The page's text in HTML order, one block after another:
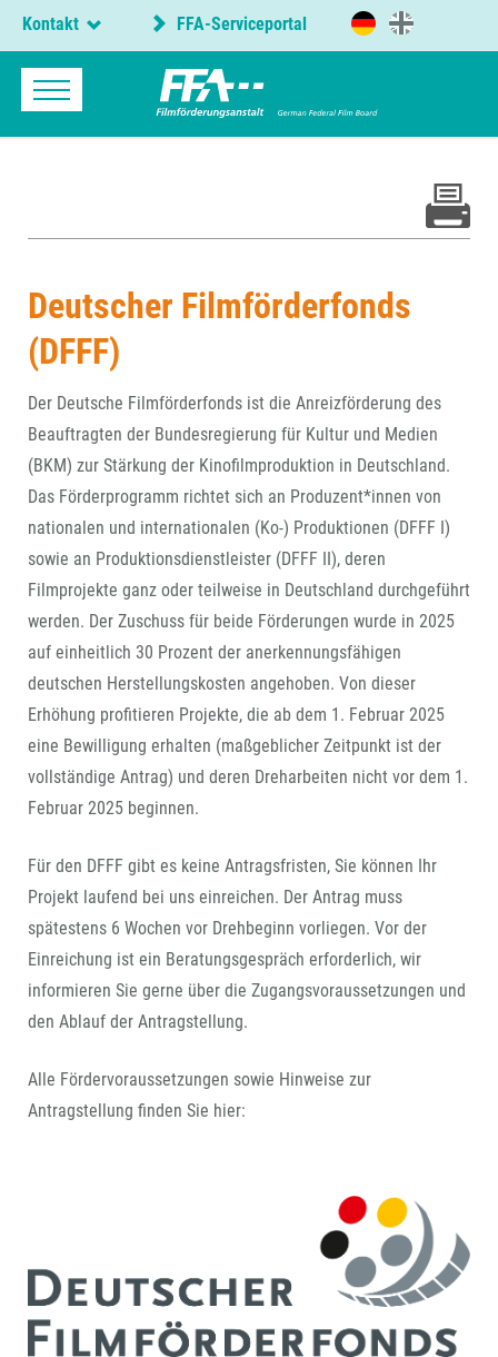
Kontakt FFA-Serviceportal
Deutscher Filmförderfonds
(DFFF)
Der Deutsche Filmförderfonds ist die Anreizförderung des
Beauftragten der Bundesregierung für Kultur und Medien
(BKM) zur Stärkung der Kinofilmproduktion in Deutschland.
Das Förderprogramm richtet sich an Produzent*innen von
nationalen und internationalen (Ko-) Produktionen (DFFF I)
sowie an Produktionsdienstleister (DFFF II), deren
Filmprojekte ganz oder teilweise in Deutschland durchgeführt
werden. Der Zuschuss für beide Förderungen wurde in 2025
auf einheitlich 30 Prozent der anerkennungsfähigen
deutschen Herstellungskosten angehoben. Von dieser
Erhöhung profitieren Projekte, die ab dem 1. Februar 2025
eine Bewilligung erhalten (maßgeblicher Zeitpunkt ist der
vollständige Antrag) und deren Dreharbeiten nicht vor dem 1.
Februar 2025 beginnen.
Für den DFFF gibt es keine Antragsfristen, Sie können Ihr
Projekt laufend bei uns einreichen. Der Antrag muss
spätestens 6 Wochen vor Drehbeginn vorliegen. Vor der
Einreichung ist ein Beratungsgespräch erforderlich, wir
informieren Sie gerne über die Zugangsvoraussetzungen und
den Ablauf der Antragstellung.
Alle Fördervoraussetzungen sowie Hinweise zur
Antragstellung finden Sie hier: